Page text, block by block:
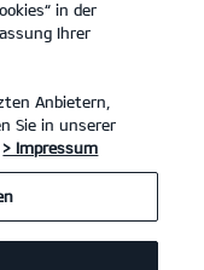
in der
Ihrer
Anbietern,
Sie in unserer
> Impressum